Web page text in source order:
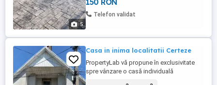
5
betonului Pentru mai multe informații
contactați-ne telefonic
150 RON
Telefon validat
Casa in inima localitatii Certeze
PropertyLab vă propune în exclusivitate
spre vânzare o casă individuală